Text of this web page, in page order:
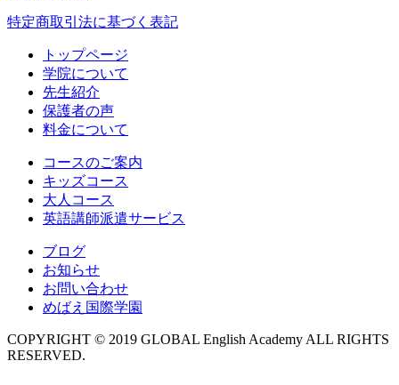
特定商取引法に基づく表記
トップページ
学院について
先生紹介
保護者の声
料金について
コースのご案内
キッズコース
大人コース
英語講師派遣サービス
ブログ
お知らせ
お問い合わせ
めばえ国際学園
COPYRIGHT © 2019 GLOBAL English Academy ALL RIGHTS
RESERVED.